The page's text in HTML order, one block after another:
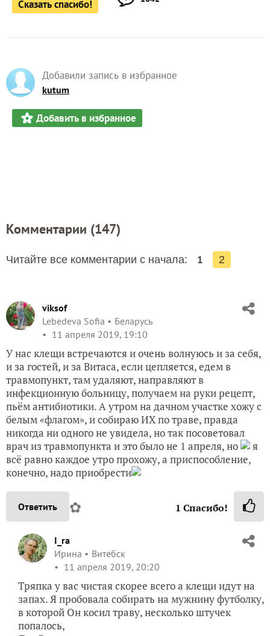
Сказать спасибо!
Добавили запись в избранное
kutum
Добавить в избранное
Комментарии (147)
Читайте все комментарии с начала: 1 2
viksof
Lebedeva Sofia
Беларусь
11 апреля 2019, 19:10
У нас клещи встречаются и очень волнуюсь и за себя,
и за гостей, и за Витаса, если цепляется, едем в
травмопункт, там удаляют, направляют в
инфекционную больницу, получаем на руки рецепт,
пьём антибиотики. А утром на дачном участке хожу с
белым «флагом», и собираю ИХ по траве, правда
никогда ни одного не увидела, но так посоветовал
врач из травмопункта и это было не 1 апреля, но
я
всё равно каждое утро прохожу, а приспособление,
конечно, надо приобрести
Ответить ✿ 1 Спасибо!
I_ra
Ирина
Витебск
11 апреля 2019, 20:20
Тряпка у вас чистая скорее всего а клещи идут на
запах. Я пробовала собирать на мужнину футболку,
в которой Он косил траву, несколько штучек
попалось,